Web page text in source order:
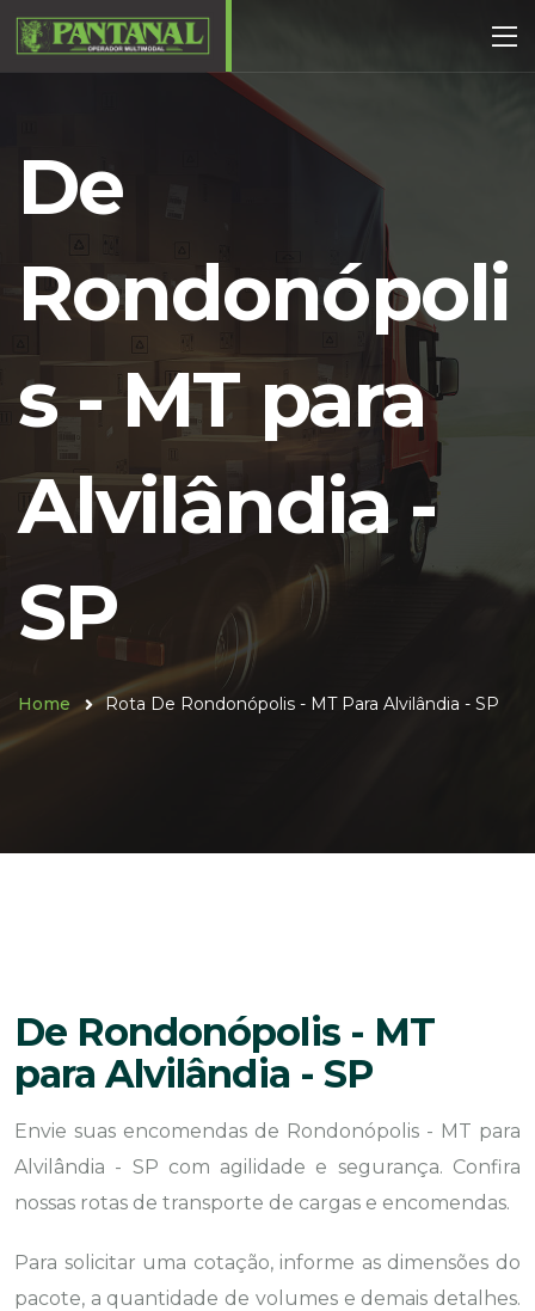
De
Rondonópoli
s - MT para
Alvilândia -
SP
Home Rota De Rondonópolis - MT Para Alvilândia - SP
De Rondonópolis - MT
para Alvilândia - SP
Envie suas encomendas de Rondonópolis - MT para
Alvilândia - SP com agilidade e segurança. Confira
nossas rotas de transporte de cargas e encomendas.
Para solicitar uma cotação, informe as dimensões do
pacote, a quantidade de volumes e demais detalhes.